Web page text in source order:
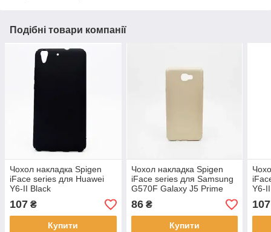
Подібні товари компанії
Чохол накладка Spigen
iFace series для Huawei
Y6-II Black
107 ₴
Купити
Чохол накладка Spigen
iFace series для Samsung
G570F Galaxy J5 Prime
Gold
86₴
Купити
Y6-
107